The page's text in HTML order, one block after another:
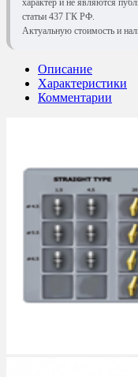
характер и не являются
статьи 437 ГК РФ.
Актуальную стоимость и
Описание
Характеристики
Комментарии